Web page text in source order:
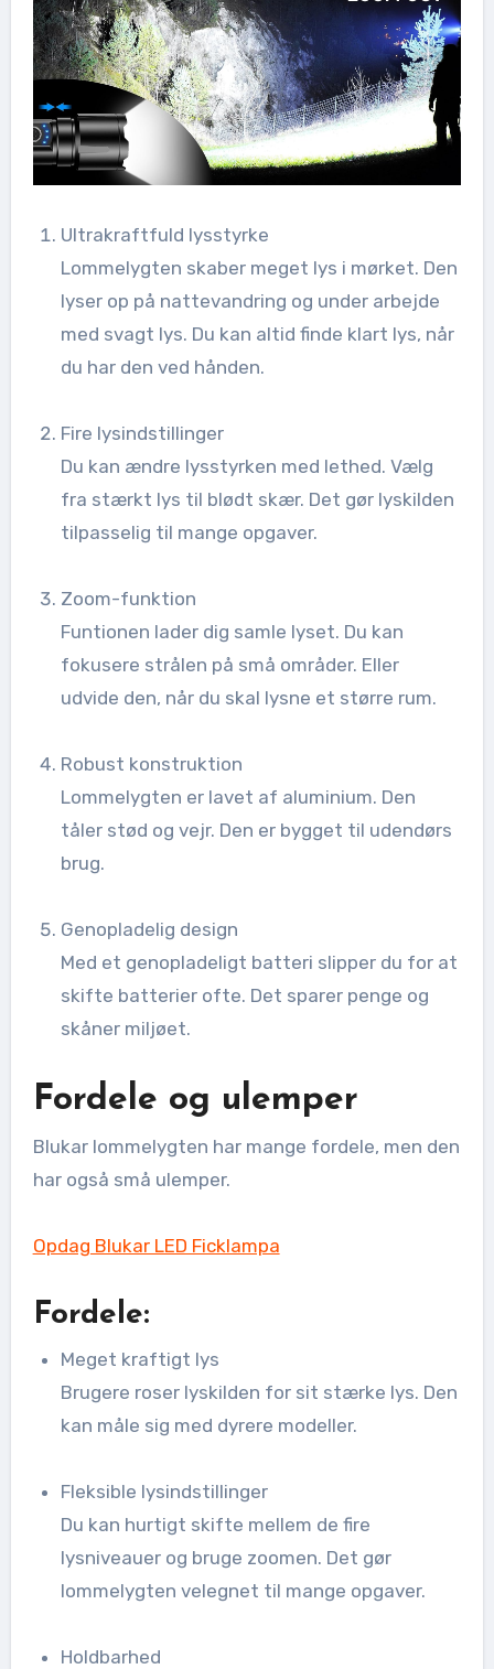
Ultrakraftfuld lysstyrke
Lommelygten skaber meget lys i mørket. Den
lyser op på nattevandring og under arbejde
med svagt lys. Du kan altid finde klart lys, når
du har den ved hånden.
Fire lysindstillinger
Du kan ændre lysstyrken med lethed. Vælg
fra stærkt lys til blødt skær. Det gør lyskilden
tilpasselig til mange opgaver.
Zoom-funktion
Funtionen lader dig samle lyset. Du kan
fokusere strålen på små områder. Eller
udvide den, når du skal lysne et større rum.
Robust konstruktion
Lommelygten er lavet af aluminium. Den
tåler stød og vejr. Den er bygget til udendørs
brug.
Genopladelig design
Med et genopladeligt batteri slipper du for at
skifte batterier ofte. Det sparer penge og
skåner miljøet.
Fordele og ulemper
Blukar lommelygten har mange fordele, men den
har også små ulemper.
Opdag Blukar LED Ficklampa
Fordele:
Meget kraftigt lys
Brugere roser lyskilden for sit stærke lys. Den
kan måle sig med dyrere modeller.
Fleksible lysindstillinger
Du kan hurtigt skifte mellem de fire
lysniveauer og bruge zoomen. Det gør
lommelygten velegnet til mange opgaver.
Holdbarhed